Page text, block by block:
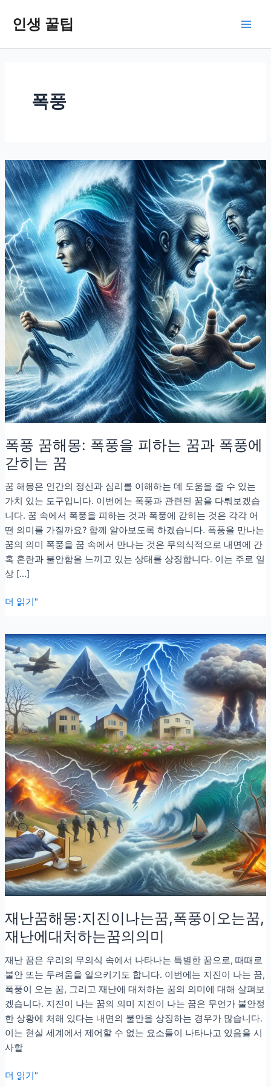
로
인생 꿀팁
폭풍
폭풍 꿈해몽: 폭풍을 피하는 꿈과 폭풍에
갇히는 꿈
꿈 해몽은 인간의 정신과 심리를 이해하는 데 도움을 줄 수 있는
가치 있는 도구입니다. 이번에는 폭풍과 관련된 꿈을 다뤄보겠습
니다. 꿈 속에서 폭풍을 피하는 것과 폭풍에 갇히는 것은 각각 어
떤 의미를 가질까요? 함께 알아보도록 하겠습니다. 폭풍을 만나는
꿈의 의미 폭풍을 꿈 속에서 만나는 것은 무의식적으로 내면에 간
혹 혼란과 불안함을 느끼고 있는 상태를 상징합니다. 이는 주로 일
상 […]
폭
해
몽:
폭
풍
을
피
하
는
꿈
과
폭
풍
에
갇
히
는
꿈
더 읽기"
재난꿈해몽:지진이나는꿈,폭풍이오는꿈,
재난에대처하는꿈의의미
재난 꿈은 우리의 무의식 속에서 나타나는 특별한 꿈으로, 때때로
불안 또는 두려움을 일으키기도 합니다. 이번에는 지진이 나는 꿈,
폭풍이 오는 꿈, 그리고 재난에 대처하는 꿈의 의미에 대해 살펴보
겠습니다. 지진이 나는 꿈의 의미 지진이 나는 꿈은 무언가 불안정
한 상황에 처해 있다는 내면의 불안을 상징하는 경우가 많습니다.
이는 현실 세계에서 제어할 수 없는 요소들이 나타나고 있음을 시
사할
재
더 읽기"